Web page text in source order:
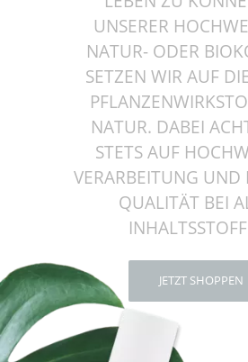
UNSERER
NATUR- ODER
SETZEN WIR AUF
NATUR. DABEI
STETS AUF
VERARBEITUNG
QUALITÄT BEI
JETZT SHOPPEN